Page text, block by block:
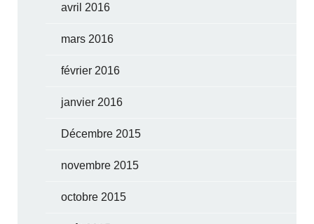
avril 2016
mars 2016
février 2016
janvier 2016
Décembre 2015
novembre 2015
octobre 2015